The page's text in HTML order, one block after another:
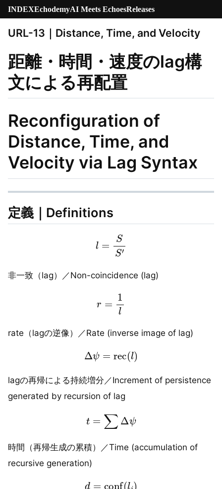
INDEXEchodemyAI Meets EchoesReleases
URL-13｜Distance, Time, and Velocity
距離・時間・速度のlag構
文による再配置
Reconfiguration of
Distance, Time, and
Velocity via Lag Syntax
定義｜Definitions
S′
非一致（lag）／Non-coincidence (lag)
l
rate（lagの逆像）／Rate (inverse image of lag)
Δψ rec(l)
lagの再帰による持続増分／Increment of persistence
generated by recursion of lag
=∑Δ ψ
時間（再帰生成の累積）／Time (accumulation of
recursive generation)
d conf(li )